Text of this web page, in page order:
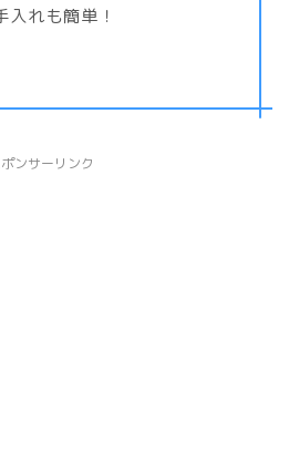
入れも簡単！
ンサーリンク